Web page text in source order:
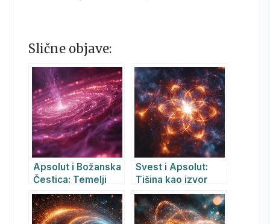
Slične objave:
Apsolut i Božanska
Čestica: Temelji
postojanja i svesti
Svest i Apsolut:
Tišina kao izvor
stvarnosti i
kolektivne
promene